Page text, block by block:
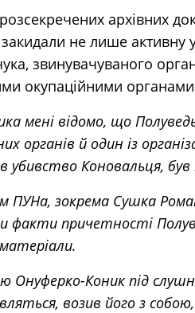
архівних
не лише активну
звинувачуваного
окупаційними
мені відомо, що
органів й один із
убивство Коновальця,
ПУНа, зокрема Сушка
факти причетності
Онуферко-Коник під
возив його з